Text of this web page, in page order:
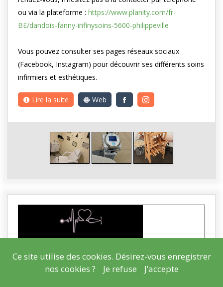
ou via la plateforme : https://www.planity.com/fr-
BE/dandois-fanny-infinysoins-5600-philippeville
Vous pouvez consulter ses pages réseaux sociaux
(Facebook, Instagram) pour découvrir ses différents soins
infirmiers et esthétiques.
Lire la suite Web
PROXI'SOINS
Ce site utilise des cookies. Désirez-vous enregistrer
nos cookies ?
Je refuse J’accepte